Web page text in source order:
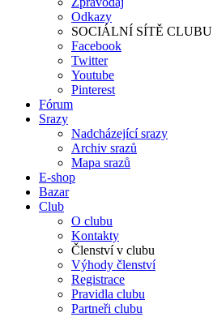
Odkazy
SOCIÁLNÍ SÍTĚ CLUBU
Facebook
Twitter
Youtube
Pinterest
Fórum
Srazy
Nadcházející srazy
Archiv srazů
Mapa srazů
E-shop
Bazar
Club
O clubu
Kontakty
Členství v clubu
Výhody členství
Registrace
Pravidla clubu
Partneři clubu